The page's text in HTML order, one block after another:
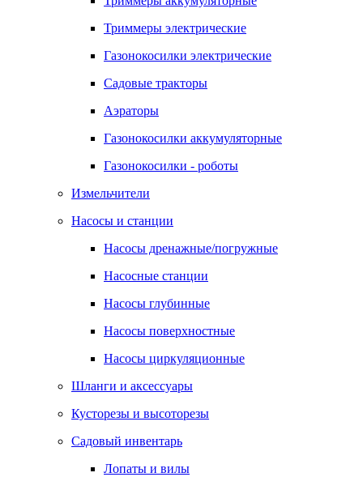
Триммеры электрические
Газонокосилки электрические
Садовые тракторы
Аэраторы
Газонокосилки аккумуляторные
Газонокосилки - роботы
Измельчители
Насосы и станции
Насосы дренажные/погружные
Насосные станции
Насосы глубинные
Насосы поверхностные
Насосы циркуляционные
Шланги и аксессуары
Кусторезы и высоторезы
Садовый инвентарь
Лопаты и вилы